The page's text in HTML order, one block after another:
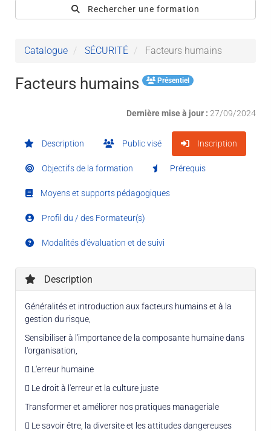
Rechercher une formation
Catalogue SÉCURITÉ Facteurs humains
Facteurs humains Présentiel
Dernière mise à jour : 27/09/2024
Description Public visé Inscription
Objectifs de la formation Prérequis
Moyens et supports pédagogiques
Profil du / des Formateur(s)
Modalités d'évaluation et de suivi
Description
Généralités et introduction aux facteurs humains et à la
gestion du risque,
Sensibiliser à l'importance de la composante humaine dans
l'organisation,
 L'erreur humaine
 Le droit à l'erreur et la culture juste
Transformer et améliorer nos pratiques manageriale
 Le savoir être, la diversite et les attitudes dangereuses